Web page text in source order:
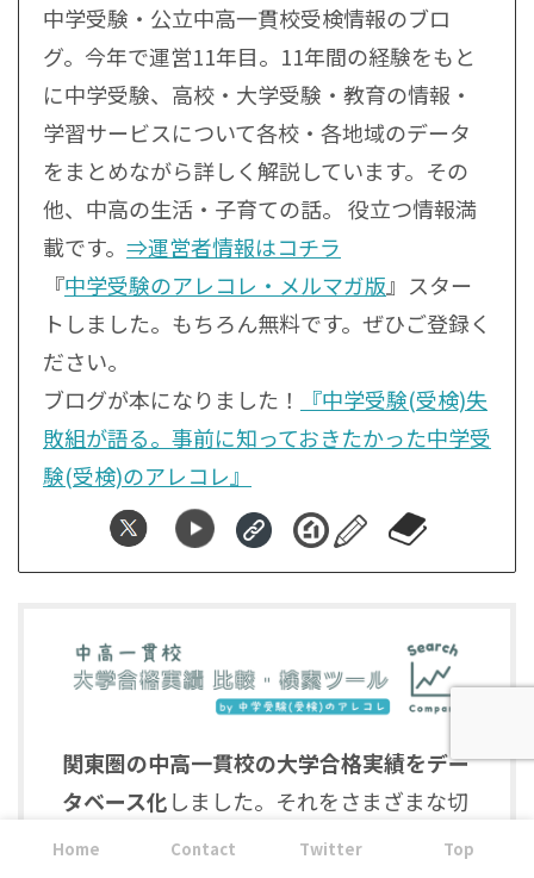
中学受験・公立中高一貫校受検情報のブロ
グ。今年で運営11年目。11年間の経験をもと
に中学受験、高校・大学受験・教育の情報・
学習サービスについて各校・各地域のデータ
をまとめながら詳しく解説しています。その
他、中高の生活・子育ての話。 役立つ情報満
載です。 ⇒運営者情報はコチラ
『中学受験のアレコレ・メルマガ版』スター
トしました。もちろん無料です。ぜひご登録く
ださい。
ブログが本になりました！
『中学受験(受検)失
敗組が語る。事前に知っておきたかった中学受
験(受検)のアレコレ』
関東圏の中高一貫校の大学合格実績をデー
タベース化しました。それをさまざまな切
り口で比較できるようにしています。
Home Contact Twitter Top